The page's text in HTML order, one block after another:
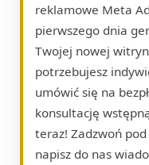
reklamowe Meta
pierwszego dnia
Twojej nowej
potrzebujesz
umówić się na
konsultację
teraz! Zadzwoń
napisz do nas